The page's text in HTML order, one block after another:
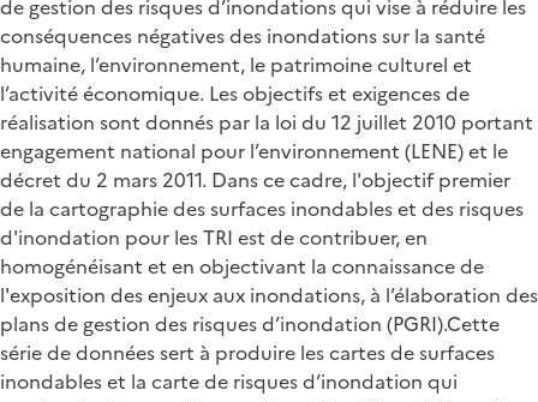
de gestion des risques d’inondations qui vise à réduire les
conséquences négatives des inondations sur la santé
humaine, l’environnement, le patrimoine culturel et
l’activité économique. Les objectifs et exigences de
réalisation sont donnés par la loi du 12 juillet 2010 portant
engagement national pour l’environnement (LENE) et le
décret du 2 mars 2011. Dans ce cadre, l'objectif premier
de la cartographie des surfaces inondables et des risques
d'inondation pour les TRI est de contribuer, en
homogénéisant et en objectivant la connaissance de
l'exposition des enjeux aux inondations, à l’élaboration des
plans de gestion des risques d’inondation (PGRI).Cette
série de données sert à produire les cartes de surfaces
inondables et la carte de risques d’inondation qui